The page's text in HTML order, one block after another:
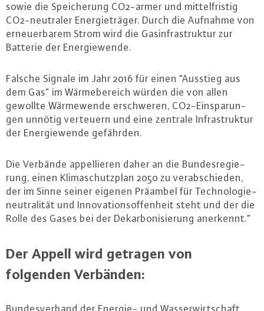
sowie die Spei­che­rung CO2-armer und mit­tel­fris­tig
CO2-neu­tra­ler En­er­gie­trä­ger. Durch die Aufnahme von
er­neu­er­ba­rem Strom wird die Gas­in­fra­struk­tur zur
Batterie der En­er­gie­wen­de.
Falsche Signale im Jahr 2016 für einen "Ausstieg aus
dem Gas" im Wär­me­be­reich würden die von allen
gewollte Wär­me­wen­de er­schwe­ren, CO2-Ein­spa­run­
gen unnötig verteuern und eine zentrale In­fra­struk­tur
der En­er­gie­wen­de gefährden.
Die Verbände ap­pel­lie­ren daher an die Bun­des­re­gie­
rung, einen Kli­ma­schutz­plan 2050 zu ver­ab­schie­den,
der im Sinne seiner eigenen Präambel für Tech­no­lo­gie­
neu­tra­li­tät und In­no­va­ti­ons­of­fen­heit steht und der die
Rolle des Gases bei der Dekar­bo­ni­sie­rung anerkennt."
Der Appell wird getragen von
folgenden Verbänden:
Bun­des­ver­band der Energie- und Was­ser­wirt­schaft